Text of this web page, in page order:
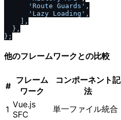
'Route Guards' ,
'Lazy Loading' ,
    ],
  },
他のフレームワークとの比較
#
フレーム
ワーク
コンポーネント記
法
1 Vue.js
SFC
単一ファイル統合